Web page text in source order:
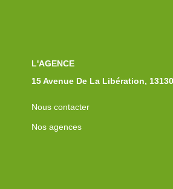
L'AGENCE
15 Avenue De La Libération,
Nous contacter
Nos agences